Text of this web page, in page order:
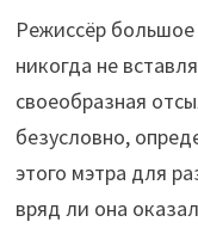
Режиссёр
никогда не
своеобразная
безусловно,
этого мэтра для
вряд ли она